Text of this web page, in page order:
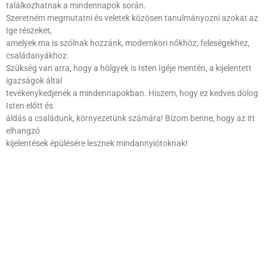
találkozhatnak a mindennapok során.
Szeretném megmutatni és veletek közösen tanulmányozni azokat az
Ige részeket,
amelyek ma is szólnak hozzánk, modernkori nőkhöz, feleségekhez,
családanyákhoz.
Szükség van arra, hogy a hölgyek is Isten Igéje mentén, a kijelentett
igazságok által
tevékenykedjenek a mindennapokban. Hiszem, hogy ez kedves dolog
Isten előtt és
áldás a családunk, környezetünk számára! Bízom benne, hogy az itt
elhangzó
kijelentések épülésére lesznek mindannyiótoknak!